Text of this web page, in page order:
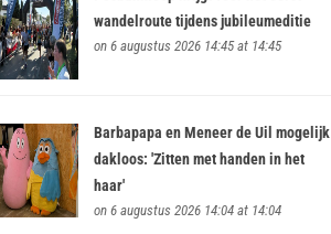
wandelroute tijdens jubileumeditie
on 6 augustus 2026 14:45 at 14:45
Barbapapa en Meneer de Uil mogelijk
dakloos: 'Zitten met handen in het
haar'
on 6 augustus 2026 14:04 at 14:04